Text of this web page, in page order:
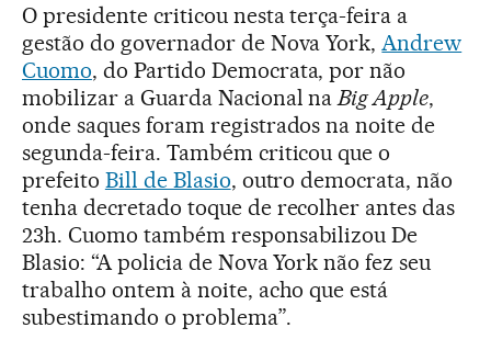
O presidente criticou nesta terça-feira a
gestão do governador de Nova York,Andrew
Cuomo, do Partido Democrata, por não
mobilizar a Guarda Nacional naBig Apple,
onde saques foram registrados na noite de
segunda-feira. Também criticou que o
prefeito Bill de Blasio, outro democrata, não
tenha decretado toque de recolher antes das
23h. Cuomo também responsabilizou De
Blasio: “A policia de Nova York não fez seu
trabalho ontem à noite, acho que está
subestimando o problema”.